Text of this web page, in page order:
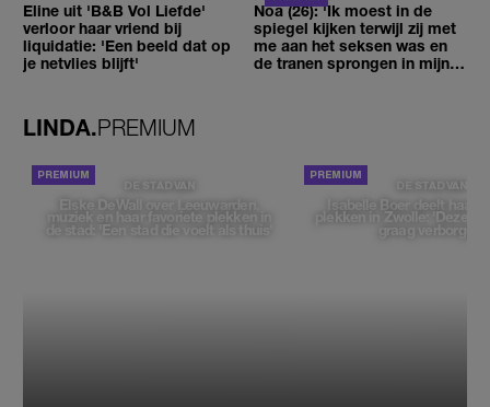
Eline uit 'B&B Vol Liefde'
verloor haar vriend bij
liquidatie: 'Een beeld dat op
je netvlies blijft'
Noa (26): 'Ik moest in de
spiegel kijken terwijl zij met
me aan het seksen was en
de tranen sprongen in mijn
LINDA.PREMIUM
DE STAD VAN
Elske DeWall over Leeuwarden,
muziek en haar favoriete plekken in
de stad: 'Een stad die voelt als thuis'
DE STAD VAN
Isabelle Boer deelt haar
plekken in Zwolle: 'Deze
graag verborgen'